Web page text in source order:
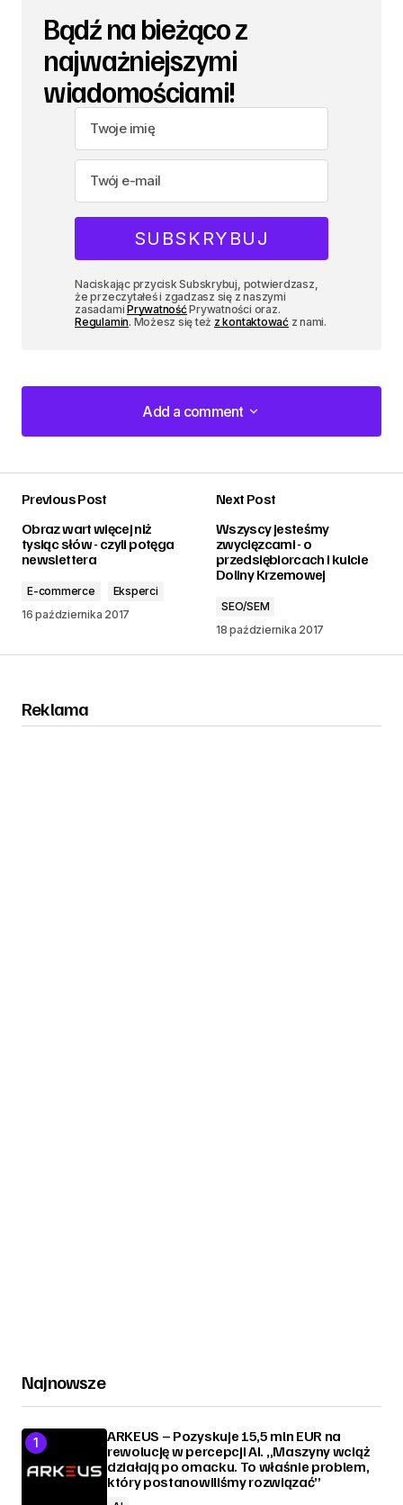
Bądź na bieżąco z
najważniejszymi
wiadomościami!
Naciskając przycisk Subskrybuj, potwierdzasz,
że przeczytałeś i zgadzasz się z naszymi
zasadamiPrywatnośćPrywatności oraz.
Regulamin. Możesz się też z kontaktowaćz nami.
Add a comment
Add a comment
Previous Post
Obraz wart więcej niż
tysiąc słów - czyli potęga
newslettera
E-commerce
Eksperci
16 października 2017
Next Post
Wszyscy jesteśmy
zwycięzcami - o
przedsiębiorcach i kulcie
Doliny Krzemowej
SEO/SEM
18 października 2017
Reklama
Najnowsze
ARKEUS – Pozyskuje 15,5 mln EUR na
rewolucję w percepcji AI. „Maszyny wciąż
działają po omacku. To właśnie problem,
który postanowiliśmy rozwiązać”